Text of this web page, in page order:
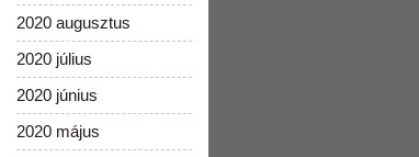
2020 augusztus
2020 július
2020 június
2020 május